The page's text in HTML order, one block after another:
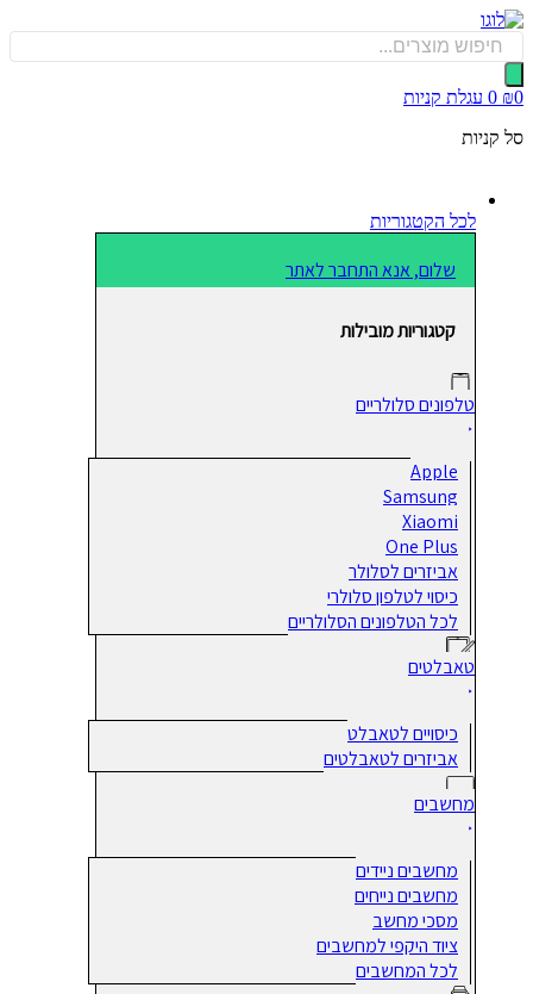
0 עגלת קניות
לכל הקטגוריות
שלום, אנא התחבר לאתר
קטגוריות מובילות
טלפונים סלולריים
Apple
Samsung
Xiaomi
One Plus
אביזרים לסלולר
כיסוי לטלפון סלולרי
לכל הטלפונים הסלולריים
טאבלטים
כיסויים לטאבלט
אביזרים לטאבלטים
מחשבים
מחשבים ניידים
מחשבים נייחים
מסכי מחשב
ציוד היקפי למחשבים
לכל המחשבים